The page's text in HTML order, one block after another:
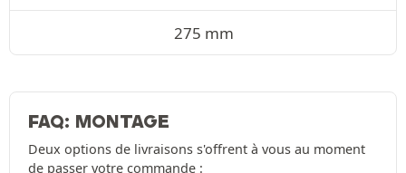
275 mm
FAQ: MONTAGE
Deux options de livraisons s'offrent à vous au moment
de passer votre commande :